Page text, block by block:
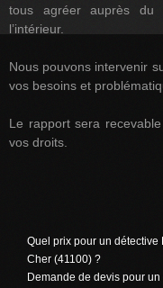
tous agréer auprès du
l’intérieur.
Nous pouvons intervenir
vos besoins et
Le rapport sera
vos droits.
Quel prix pour un
Cher (41100) ?
Demande de devis pour